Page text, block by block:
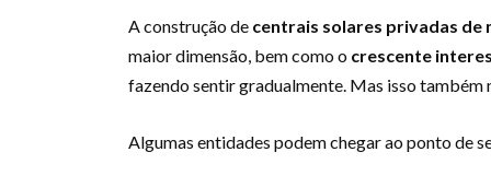
A construção de centrais solares privadas de
maior dimensão, bem como o crescente
fazendo sentir gradualmente. Mas isso
Algumas entidades podem chegar ao ponto de